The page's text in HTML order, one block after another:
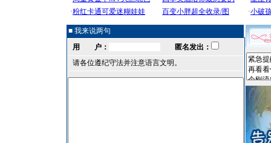
■ 我来说两句
用 户：
匿名发出：
请各位遵纪守法并注意语言文明。